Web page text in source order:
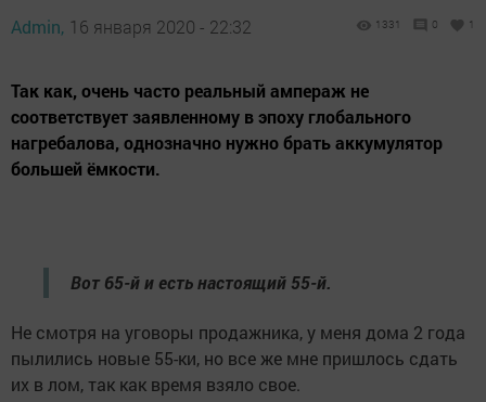
Admin, 16 января 2020 - 22:32 1331 0 1
Так как, очень часто реальный ампераж не
соответствует заявленному в эпоху глобального
нагребалова, однозначно нужно брать аккумулятор
большей ёмкости.
Вот 65-й и есть настоящий 55-й.
Не смотря на уговоры продажника, у меня дома 2 года
пылились новые 55-ки, но все же мне пришлось сдать
их в лом, так как время взяло свое.